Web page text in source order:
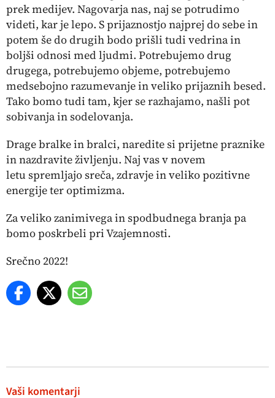
prek medijev. Nagovarja nas, naj se potrudimo
videti, kar je lepo. S prijaznostjo najprej do sebe in
potem še do drugih bodo prišli tudi vedrina in
boljši odnosi med ljudmi. Potrebujemo drug
drugega, potrebujemo objeme, potrebujemo
medsebojno razumevanje in veliko prijaznih besed.
Tako bomo tudi tam, kjer se razhajamo, našli pot
sobivanja in sodelovanja.
Drage bralke in bralci, naredite si prijetne praznike
in nazdravite življenju. Naj vas v novem
letu spremljajo sreča, zdravje in veliko pozitivne
energije ter optimizma.
Za veliko zanimivega in spodbudnega branja pa
bomo poskrbeli pri Vzajemnosti.
Srečno 2022!
Vaši komentarji